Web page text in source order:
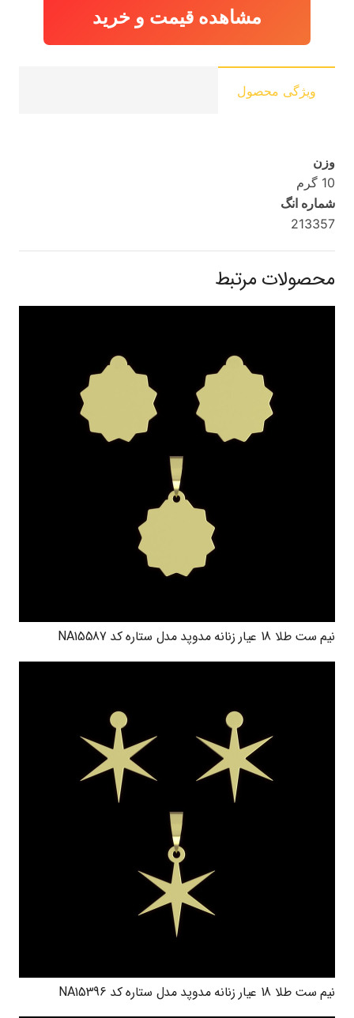
مشاهده قیمت و خرید
ویژگی محصول
وزن
10 گرم
شماره انگ
213357
محصولات مرتبط
نیم ست طلا 18 عیار زنانه مدوپد مدل ستاره کد NA15587
نیم ست طلا 18 عیار زنانه مدوپد مدل ستاره کد NA15396